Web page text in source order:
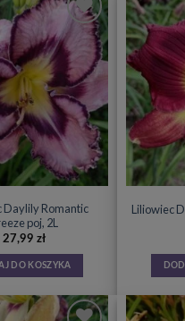
Daylily Romantic
poj, 2L
27,99 zł
DO KOSZYKA
Liliowiec